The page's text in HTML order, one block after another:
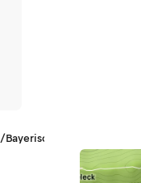
/Bayerische Voralpen